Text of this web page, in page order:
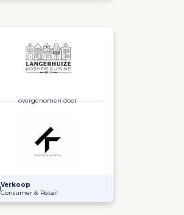
overgenomen door
Overname van Langerhuize door Kragtwijk Catering
Verkoop
Consumer & Retail